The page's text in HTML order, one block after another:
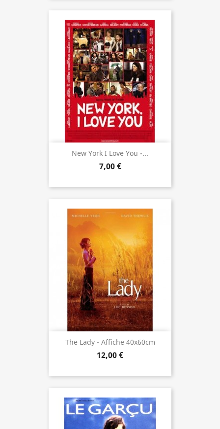
New York I Love You -...
7,00 €
The Lady - Affiche 40x60cm
12,00 €